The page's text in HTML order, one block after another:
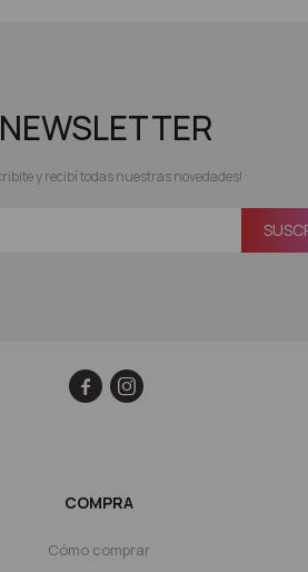
COMPRA
Cómo comprar
NEWSLETTER
y recibí todas nuestras novedades!
 